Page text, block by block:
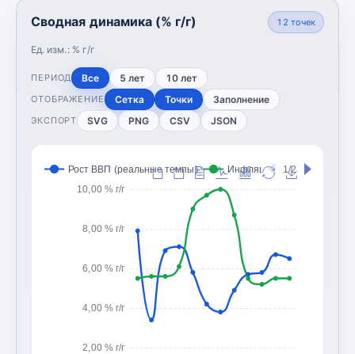
Сводная динамика (% г/г)
Ед. изм.: % г/г
12 точек
ПЕРИОД Все 5 лет 10 лет
ОТОБРАЖЕНИЕ Сетка Точки Заполнение
ЭКСПОРТ SVG PNG CSV JSON
2,00 % г/г
4,00 % г/г
6,00 % г/г
8,00 % г/г
10,00 % г/г
Рост ВВП (реальные темпы) Инфляция (CPI,
1/2